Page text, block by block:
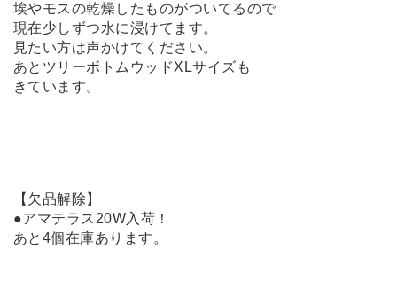
埃やモスの乾燥したものがついてるので
現在少しずつ水に浸けてます。
見たい方は声かけてください。
あとツリーボトムウッドXLサイズも
きています。
【欠品解除】
●アマテラス20W入荷！
あと4個在庫あります。